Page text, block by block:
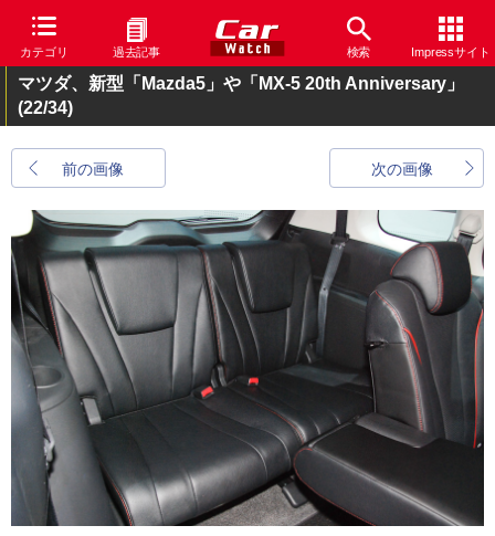
カテゴリ 過去記事 検索 Impressサイト
マツダ、新型「Mazda5」や「MX-5 20th Anniversary」
(22/34)
前の画像 次の画像